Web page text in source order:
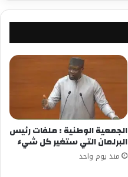
الجمعية الوطنية : ملفات رئيس
البرلمان التي ستغير كل شيء
منذ يوم واحد